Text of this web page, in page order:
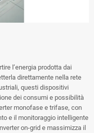
l’energia prodotta dai
direttamente nella rete
questi dispositivi
dei consumi e possibilità
monofase e trifase, con
e il monitoraggio intelligente
on-grid e massimizza il